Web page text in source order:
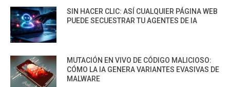
SIN HACER CLIC: ASÍ CUALQUIER PÁGINA WEB
PUEDE SECUESTRAR TU AGENTES DE IA
MUTACIÓN EN VIVO DE CÓDIGO MALICIOSO:
CÓMO LA IA GENERA VARIANTES EVASIVAS DE
MALWARE